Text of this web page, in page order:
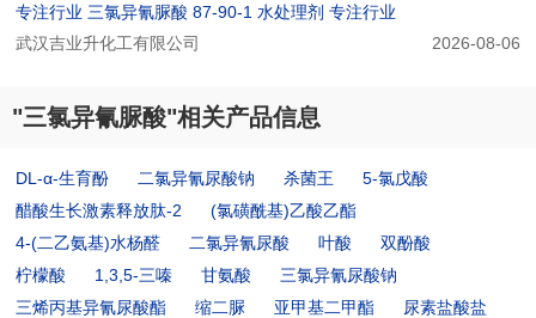
专注行业 三氯异氰脲酸 87-90-1 水处理剂 专注行业
武汉吉业升化工有限公司
2026-08-06
"三氯异氰脲酸"相关产品信息
DL-α-生育酚 二氯异氰尿酸钠 杀菌王
5-氯戊酸
醋酸生长激素释放肽-2
(氯磺酰基)乙酸乙酯
4-(二乙氨基)水杨醛
二氯异氰尿酸 叶酸
双酚酸
柠檬酸
1,3,5-三嗪 甘氨酸
三氯异氰尿酸钠
三烯丙基异氰尿酸酯
缩二脲 亚甲基二甲酯
尿素盐酸盐